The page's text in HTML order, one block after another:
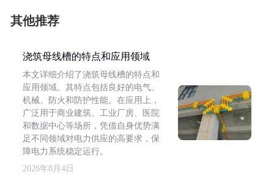
其他推荐
浇筑母线槽的特点和应用领域
本文详细介绍了浇筑母线槽的特点和
应用领域。其特点包括良好的电气、
机械、防火和防护性能。在应用上，
广泛用于商业建筑、工业厂房、医院
和数据中心等场所，凭借自身优势满
足不同领域对电力供应的高要求，保
障电力系统稳定运行。
2026年8月4日